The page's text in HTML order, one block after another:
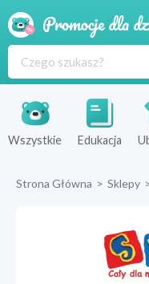
Wszystkie Edukacja
Strona Główna > Sklepy